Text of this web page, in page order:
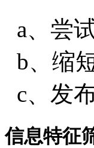
a、尝
b、缩
c、发
信息特征